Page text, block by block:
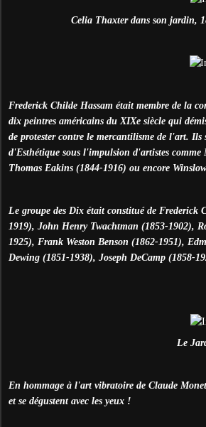
Celia Thaxter dans son jardin,
Frederick Childe Hassam était membre de la
dix peintres américains du XIXe siècle qui
de protester contre le mercantilisme de l'art.
d'Esthétique sous l'impulsion d'artistes comme
Thomas Eakins (1844-1916) ou encore
Le groupe des Dix était constitué de
1919), John Henry Twachtman (1853-1902),
1925), Frank Weston Benson (1862-1951),
Dewing (1851-1938), Joseph DeCamp (1858-
Le
En hommage à l'art vibratoire de Claude
et se dégustent avec les yeux !